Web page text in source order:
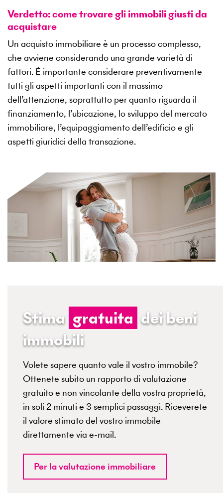
Verdetto: come trovare gli immobili giusti da
acquistare
Un acquisto immobiliare è un processo complesso,
che avviene considerando una grande varietà di
fattori. È importante considerare preventivamente
tutti gli aspetti importanti con il massimo
dell’attenzione, soprattutto per quanto riguarda il
finanziamento, l’ubicazione, lo sviluppo del mercato
immobiliare, l’equipaggiamento dell’edificio e gli
aspetti giuridici della transazione.
Stima gratuita dei beni
immobili
Volete sapere quanto vale il vostro immobile?
Ottenete subito un rapporto di valutazione
gratuito e non vincolante della vostra proprietà,
in soli 2 minuti e 3 semplici passaggi. Riceverete
il valore stimato del vostro immobile
direttamente via e-mail.
Per la valutazione immobiliare